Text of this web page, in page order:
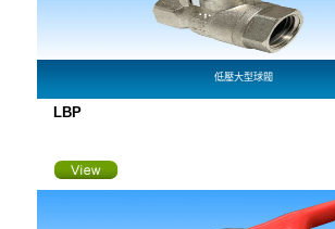
低壓大型球閥
LBP